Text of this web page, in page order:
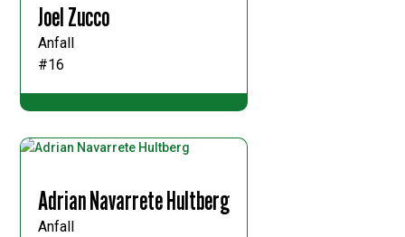
Joel Zucco
Anfall
#16
Adrian Navarrete Hultberg
Anfall